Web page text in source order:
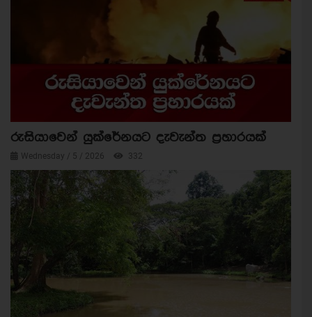
රුසියාවෙන් යුක්රේනයට දැවැන්ත ප්‍රහාරයක්
Wednesday / 5 / 2026 332